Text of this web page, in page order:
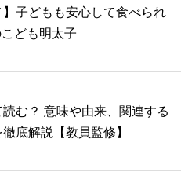
】子どもも安心して食べられ
ども明太子
む？ 意味や由来、関連する
底解説【教員監修】